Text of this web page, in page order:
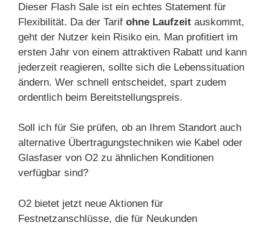
Dieser Flash Sale ist ein echtes Statement für
Flexibilität. Da der Tarif ohne Laufzeit auskommt,
geht der Nutzer kein Risiko ein. Man profitiert im
ersten Jahr von einem attraktiven Rabatt und kann
jederzeit reagieren, sollte sich die Lebenssituation
ändern. Wer schnell entscheidet, spart zudem
ordentlich beim Bereitstellungspreis.
Soll ich für Sie prüfen, ob an Ihrem Standort auch
alternative Übertragungstechniken wie Kabel oder
Glasfaser von O2 zu ähnlichen Konditionen
verfügbar sind?
O2 bietet jetzt neue Aktionen für
Festnetzanschlüsse, die für Neukunden